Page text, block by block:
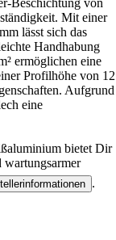
Beschichtung von
Mit einer
lässt sich das
Handhabung
ermöglichen eine
Profilhöhe von 12
Aufgrund
eine
bietet Dir
wartungsarmer
.